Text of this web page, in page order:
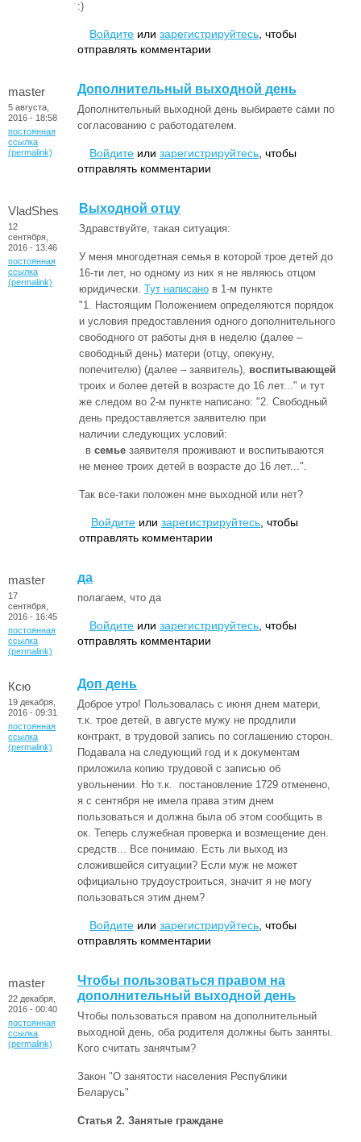
:)
Войдите или зарегистрируйтесь , чтобы
отправлять комментарии
master
5 августа,
2016 - 18:58
постоянная
ссылка
(permalink)
Дополнительный выходной день
Дополнительный выходной день выбираете сами по
согласованию с работодателем.
Войдите или зарегистрируйтесь , чтобы
отправлять комментарии
VladShes
12
сентября,
2016 - 13:46
постоянная
ссылка
(permalink)
Выходной отцу
Здравствуйте, такая ситуация:
У меня многодетная семья в которой трое детей до
16-ти лет, но одному из них я не являюсь отцом
юридически. Тут написано в 1-м пункте
"1. Настоящим Положением определяются порядок
и условия предоставления одного дополнительного
свободного от работы дня в неделю (далее –
свободный день) матери (отцу, опекуну,
попечителю) (далее – заявитель), воспитывающей
троих и более детей в возрасте до 16 лет..." и тут
же следом во 2-м пункте написано: "2. Свободный
день предоставляется заявителю при
наличии следующих условий:
в семье заявителя проживают и воспитываются
не менее троих детей в возрасте до 16 лет...".
Так все-таки положен мне выходной или нет?
Войдите или зарегистрируйтесь , чтобы
отправлять комментарии
master
17
сентября,
2016 - 16:45
постоянная
ссылка
(permalink)
да
полагаем, что да
Войдите или зарегистрируйтесь , чтобы
отправлять комментарии
Ксю
19 декабря,
2016 - 09:31
постоянная
ссылка
(permalink)
Доп день
Доброе утро! Пользовалась с июня днем матери,
т.к. трое детей, в августе мужу не продлили
контракт, в трудовой запись по соглашению сторон.
Подавала на следующий год и к документам
приложила копию трудовой с записью об
увольнении. Но т.к. постановление 1729 отменено,
я с сентября не имела права этим днем
пользоваться и должна была об этом сообщить в
ок. Теперь служебная проверка и возмещение ден.
средств... Все понимаю. Есть ли выход из
сложившейся ситуации? Если муж не может
официально трудоустроиться, значит я не могу
пользоваться этим днем?
Войдите или зарегистрируйтесь , чтобы
отправлять комментарии
master
22 декабря,
2016 - 00:40
постоянная
ссылка
(permalink)
Чтобы пользоваться правом на
дополнительный выходной день
Чтобы пользоваться правом на дополнительный
выходной день, оба родителя должны быть заняты.
Кого считать занячтым?
Закон "О занятости населения Республики
Беларусь"
Статья 2. Занятые граждане